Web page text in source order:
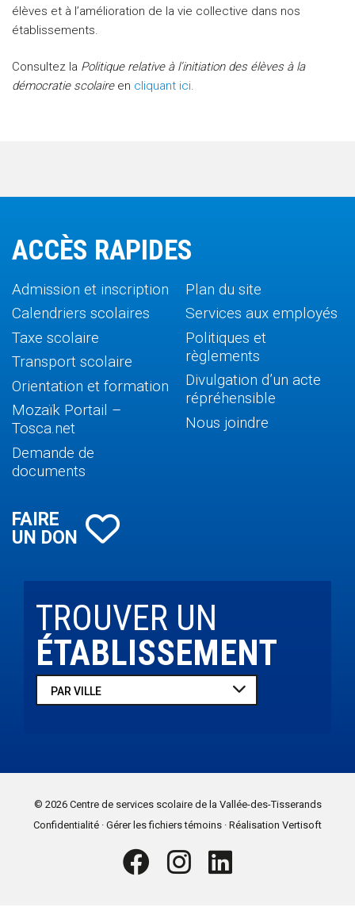
élèves et à l’amélioration de la vie collective dans nos
établissements.
Consultez la Politique relative à l’initiation des élèves à la
démocratie scolaireen cliquant ici.
ACCÈS RAPIDES
Admission et inscription
Calendriers scolaires
Taxe scolaire
Transport scolaire
Orientation et formation
Mozaïk Portail –
Tosca.net
Demande de
documents
Plan du site
Services aux employés
Politiques et
règlements
Divulgation d’un acte
répréhensible
Nous joindre
FAIRE
UN DON
TROUVER UN
ÉTABLISSEMENT
© 2026 Centre de services scolaire de la Vallée-des-Tisserands
Confidentialité Gérer les fichiers témoins Réalisation Vertisoft